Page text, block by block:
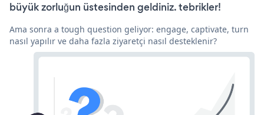
büyük zorluğun üstesinden geldiniz. tebrikler!
Ama sonra a tough question geliyor: engage, captivate, turn
nasıl yapılır ve daha fazla ziyaretçi nasıl desteklenir?